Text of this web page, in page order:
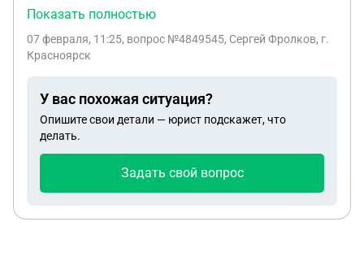
Обратились в антимонопольную службу
ответственности. Получили отказ в связи с
обжаловать этот отказ, какова вероятность
перспективы успешной обжалования? Отказ
обоснован истечением срока привлечения к
административной ответственности,
относительно планового срока исполнения
нарушение является длящимся какова
Показать полностью
07 февраля, 11:25, вопрос №4849545, Сергей Фролков, г.
Красноярск
У вас похожая ситуация?
Опишите свои детали — юрист подскажет, что
делать.
Задать свой вопрос